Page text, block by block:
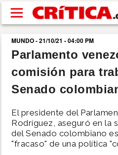
Pasar al contenido principal
buscar
SUCESOS
POLÍTICA
MUNDO - 21/10/21 - 04:00 PM
Parlamento
comisión para
Senado
El presidente del
Rodríguez, aseguró en la
del Senado colombiano
"fracaso" de una política